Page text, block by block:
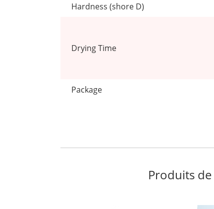
Hardness (shore D)
Drying Time
Package
Produits